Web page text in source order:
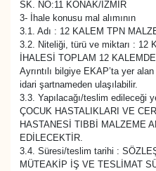
SK. NO:11 KONAK/İZMİR
3- İhale konusu mal alımının
3.1. Adı : 12 KALEM TPN
3.2. Niteliği, türü ve miktarı : 12
İHALESİ TOPLAM 12
Ayrıntılı bilgiye EKAP’ta yer
idari şartnameden ulaşılabilir.
3.3. Yapılacağı/teslim edileceği
ÇOCUK HASTALIKLARI VE
HASTANESİ TIBBİ MALZEME
EDİLECEKTİR.
3.4. Süresi/teslim tarihi :
MÜTEAKİP İŞ VE TESLİMAT